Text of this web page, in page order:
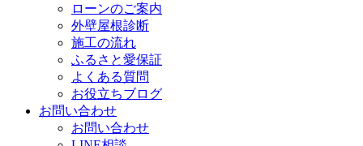
ローンのご案内
外壁屋根診断
施工の流れ
ふるさと愛保証
よくある質問
お役立ちブログ
お問い合わせ
お問い合わせ